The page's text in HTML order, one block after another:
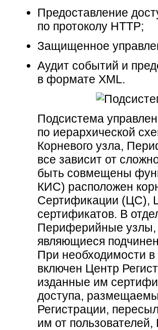
Предоставление
по протоколу HTTP;
Защищенное
Аудит событий и
в формате XML.
Подсистема
по иерархической
Корневого узла,
все зависит от
быть совмещены
КИС) расположен
Сертификации (ЦС),
сертификатов. В
Периферийные узлы,
являющиеся
При необходимости
включен Центр
изданные им
доступа,
Регистрации,
им от